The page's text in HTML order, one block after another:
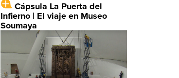
Cápsula La Puerta del
Infierno | El viaje en Museo
Soumaya